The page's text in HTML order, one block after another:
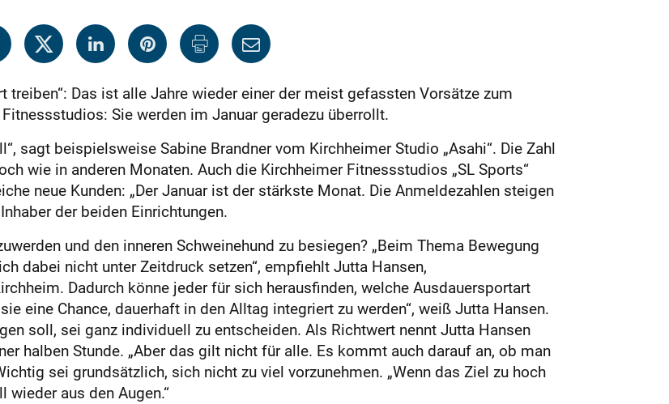
treiben“: Das ist alle Jahre wieder einer der meist gefassten Vorsätze zum
Sie werden im Januar geradezu überrollt.
sagt beispielsweise Sabine Brandner vom Kirchheimer Studio „Asahi“. Die Zahl
wie in anderen Monaten. Auch die Kirchheimer Fitnessstudios „SL Sports“
neue Kunden: „Der Januar ist der stärkste Monat. Die Anmeldezahlen steigen
der beiden Einrichtungen.
und den inneren Schweinehund zu besiegen? „Beim Thema Bewegung
dabei nicht unter Zeitdruck setzen“, empfiehlt Jutta Hansen,
Dadurch könne jeder für sich herausfinden, welche Ausdauersportart
eine Chance, dauerhaft in den Alltag integriert zu werden“, weiß Jutta Hansen.
soll, sei ganz individuell zu entscheiden. Als Richtwert nennt Jutta Hansen
halben Stunde. „Aber das gilt nicht für alle. Es kommt auch darauf an, ob man
sei grundsätzlich, sich nicht zu viel vorzunehmen. „Wenn das Ziel zu hoch
aus den Augen.“